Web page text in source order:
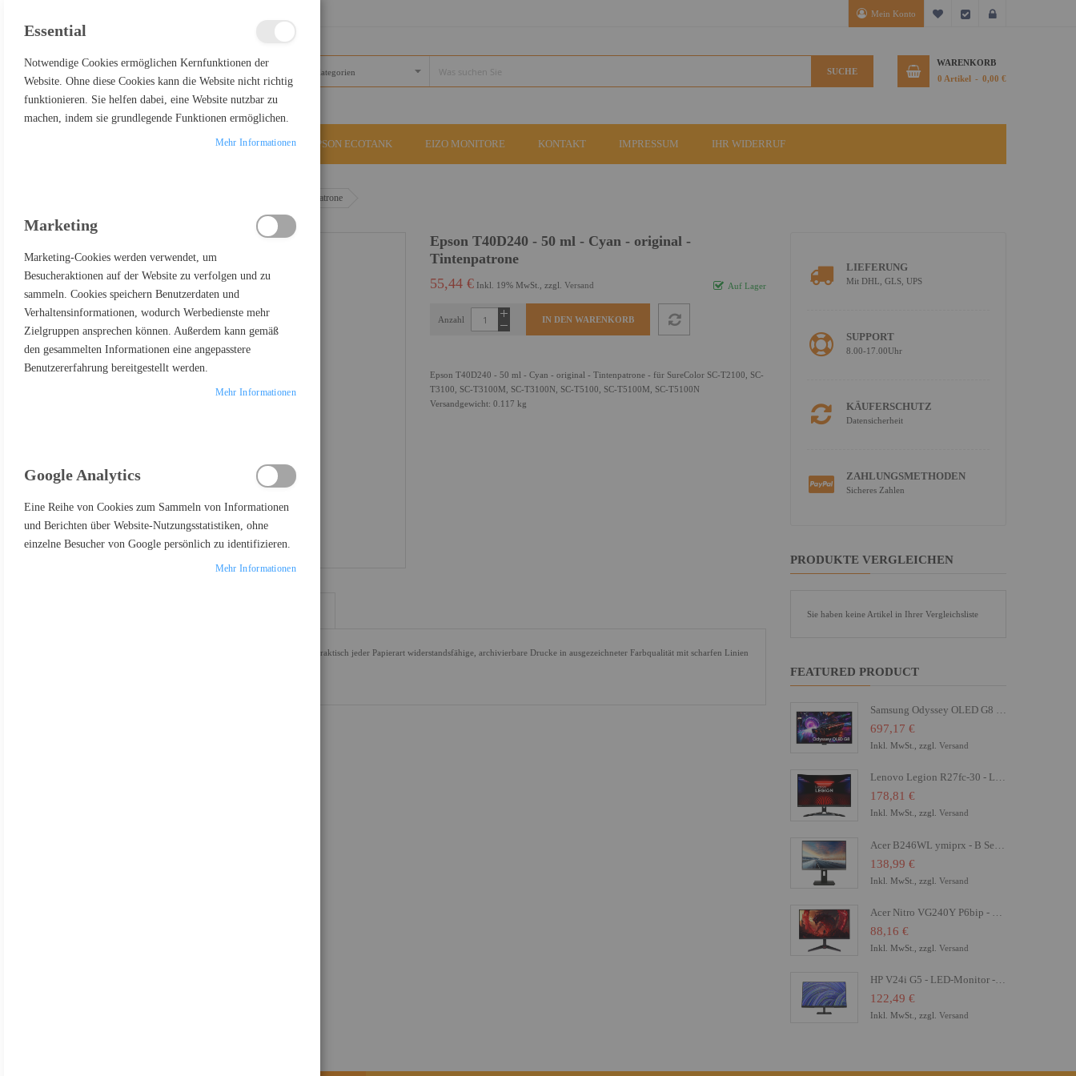
Mein Konto Mein Wunschzettel
Kasse
SUCHE
WARENKORB
0 Artikel 0,00 €
EPSON ECOTANK EIZO MONITORE KONTAKT IMPRESSUM IHR WIDERRUF
Epson T40D240 - 50 ml - Cyan - original - Tintenpatrone
Epson T40D240 - 50 ml - Cyan - original -
Tintenpatrone
Auf Lager
55,44 € Inkl. 19% MwSt., zzgl. Versand
Anzahl IN DEN WARENKORB
Epson T40D240 - 50 ml - Cyan - original - Tintenpatrone - für SureColor SC-T2100, SC-
T3100, SC-T3100M, SC-T3100N, SC-T5100, SC-T5100M, SC-T5100N
Versandgewicht: 0.117 kg
Die Epson UltraChrome XD2-Pigmenttinten ermöglichen auf praktisch jeder Papierart widerstandsfähige, archivierbare Drucke in ausgezeichneter Farbqualität mit scharfen Linien
LIEFERUNG
Mit DHL, GLS, UPS
SUPPORT
8.00-17.00Uhr
KÄUFERSCHUTZ
Datensicherheit
ZAHLUNGSMETHODEN
Sicheres Zahlen
PRODUKTE VERGLEICHEN
Sie haben keine Artikel in Ihrer Vergleichsliste
FEATURED PRODUCT
Samsung Odyssey OLED G8 S27FG810SU - G81SF Series - OLED-Monitor - Gaming - 68.6 cm (27")
697,17 €
Inkl. MwSt., zzgl. Versand
Lenovo Legion R27fc-30 - LED-Monitor - Gaming - gebogen - 68.6 cm (27")
178,81 €
Inkl. MwSt., zzgl. Versand
138,99 €
Inkl. MwSt., zzgl. Versand
88,16 €
Inkl. MwSt., zzgl. Versand
HP V24i G5 - LED-Monitor - 61 cm (24") (23.8" sichtbar) - 1920 x 1080 Full HD (1080p)
122,49 €
Inkl. MwSt., zzgl. Versand
Essential
Notwendige Cookies ermöglichen Kernfunktionen der
Website. Ohne diese Cookies kann die Website nicht richtig
funktionieren. Sie helfen dabei, eine Website nutzbar zu
machen, indem sie grundlegende Funktionen ermöglichen.
Mehr Informationen
Marketing
Marketing-Cookies werden verwendet, um
Besucheraktionen auf der Website zu verfolgen und zu
sammeln. Cookies speichern Benutzerdaten und
Verhaltensinformationen, wodurch Werbedienste mehr
Zielgruppen ansprechen können. Außerdem kann gemäß
den gesammelten Informationen eine angepasstere
Benutzererfahrung bereitgestellt werden.
Mehr Informationen
Google Analytics
Eine Reihe von Cookies zum Sammeln von Informationen
und Berichten über Website-Nutzungsstatistiken, ohne
einzelne Besucher von Google persönlich zu identifizieren.
Mehr Informationen